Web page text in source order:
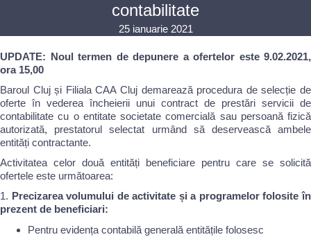
contabilitate
25 ianuarie 2021
UPDATE: Noul termen de depunere a ofertelor este 9.02.2021,
ora 15,00
Baroul Cluj și Filiala CAA Cluj demarează procedura de selecție de
oferte în vederea încheierii unui contract de prestări servicii de
contabilitate cu o entitate societate comercială sau persoană fizică
autorizată, prestatorul selectat urmând să deservească ambele
entități contractante.
Activitatea celor două entități beneficiare pentru care se solicită
ofertele este următoarea:
1. Precizarea volumului de activitate și a programelor folosite în
prezent de beneficiari:
Pentru evidența contabilă generală entitățile folosesc